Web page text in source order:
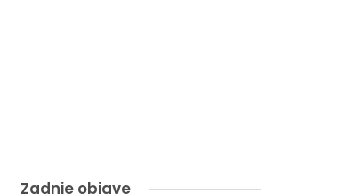
Zadnje objave